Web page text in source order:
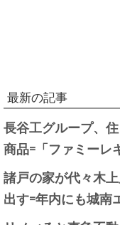
最新の記事
長谷工グループ、
商品=「ファミーレ
諸戸の家が代々木
出す=年内にも城南